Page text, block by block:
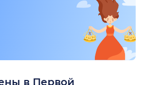
в Первой